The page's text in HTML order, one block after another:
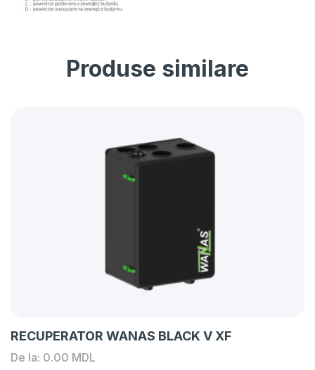
Produse similare
RECUPERATOR WANAS BLACK V XF
De la: 0.00 MDL